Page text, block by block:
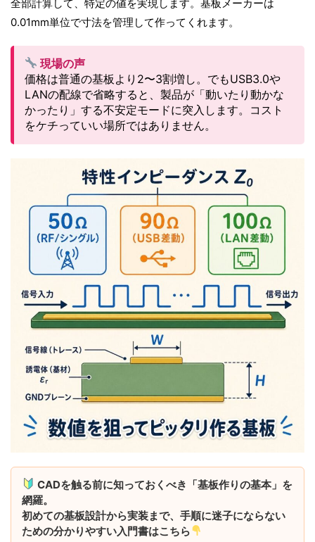
全部計算して、特定の値を実現します。基板メーカーは
0.01mm単位で寸法を管理して作ってくれます。
現場の声
価格は普通の基板より2〜3割増し。でもUSB3.0や
LANの配線で省略すると、製品が「動いたり動かな
かったり」する不安定モードに突入します。コスト
をケチっていい場所ではありません。
CADを触る前に知っておくべき「基板作りの基本」を
網羅。
初めての基板設計から実装まで、手順に迷子にならない
ための分かりやすい入門書はこちら